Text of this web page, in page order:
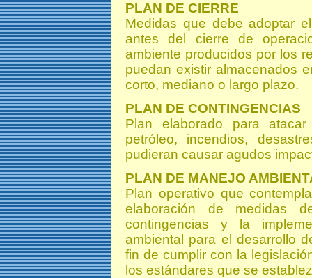
PLAN DE CIERRE
Medidas que debe adoptar
antes del cierre de
ambiente producidos por los
puedan existir almacenados
corto, mediano o largo plazo.
PLAN DE CONTINGENCIAS
Plan elaborado para
petróleo, incendios,
pudieran causar agudos
PLAN DE MANEJO
Plan operativo que
elaboración de medidas
contingencias y la
ambiental para el desarrollo
fin de cumplir con la
los estándares que se